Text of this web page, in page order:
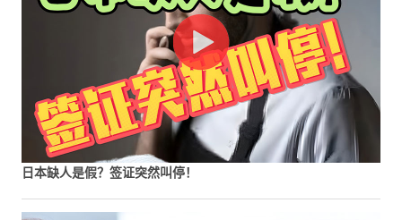
日本缺人是假？签证突然叫停！